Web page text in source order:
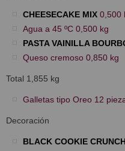
CHEESECAKE MIX 0,500
Agua a 45 ºC 0,500 kg
PASTA VAINILLA
Queso cremoso 0,850 kg
Total 1,855 kg
Galletas tipo Oreo 12
Decoración
BLACK COOKIE